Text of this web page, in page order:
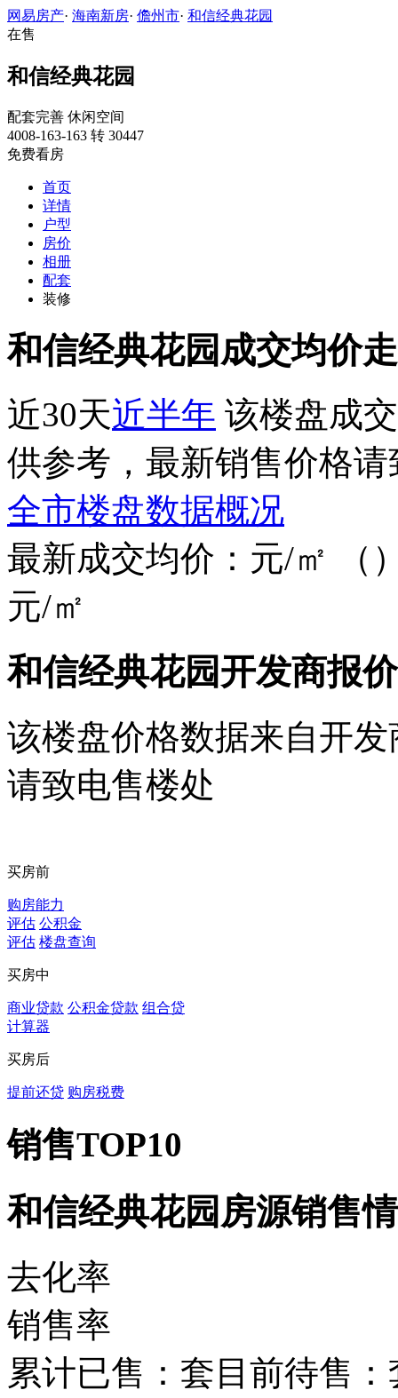
网易房产· 海南新房· 儋州市· 和信经典花园
在售
和信经典花园
配套完善 休闲空间
4008-163-163 转 30447
免费看房
首页
详情
户型
房价
相册
配套
装修
和信经典花园成交均价
近30天近半年 该楼盘成
供参考，最新销售价格
全市楼盘数据概况
最新成交均价： 元/㎡ （
元/㎡
和信经典花园开发商报
该楼盘价格数据来自开
请致电售楼处
买房前
购房能力
评估 公积金
评估 楼盘查询
买房中
商业贷款 公积金贷款 组合贷
计算器
买房后
提前还贷 购房税费
销售TOP10
和信经典花园房源销售
去化率
销售率
累计已售： 套 目前待售：